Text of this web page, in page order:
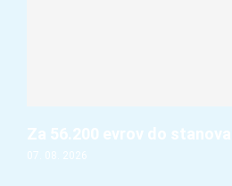
Za 56.200 evrov do
07. 08. 2026